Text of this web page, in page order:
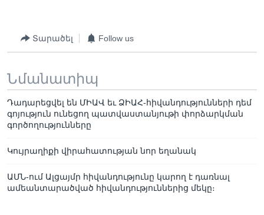
Տարածել Follow us
Նմանատիպ
Դադարեցվել են ՄԻԱՎ եւ ՁԻԱՀ-հիվանդությունների դեմ
գոյություն ունեցող պատվաստանյութի փորձարկման
գործողությունները
Կույրաղիքի վիրահատության նոր եղանակ
ԱՄՆ-ում Ալցայմր հիվանդությունը կարող է դառնալ
ամեանտարածված հիվանդություններից մեկը։